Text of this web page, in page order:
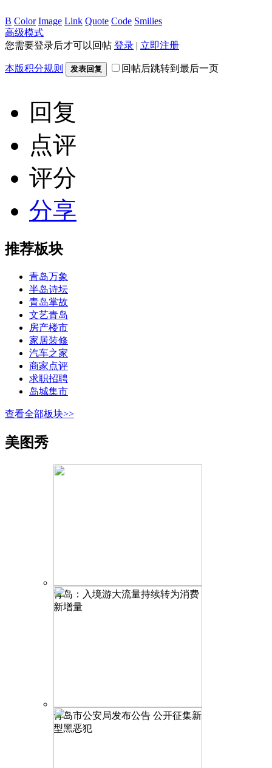
B Color Image Link Quote Code Smilies
高级模式
您需要登录后才可以回帖 登录 | 立即注册
本版积分规则 发表回复 回帖后跳转到最后一页
回复
点评
评分
分享
推荐板块
青岛万象
半岛诗坛
青岛掌故
文艺青岛
房产楼市
家居装修
汽车之家
商家点评
求职招聘
岛城集市
查看全部板块>>
美图秀
青岛：入境游大流量持续转为消费
新增量
青岛市公安局发布公告 公开征集新
型黑恶犯